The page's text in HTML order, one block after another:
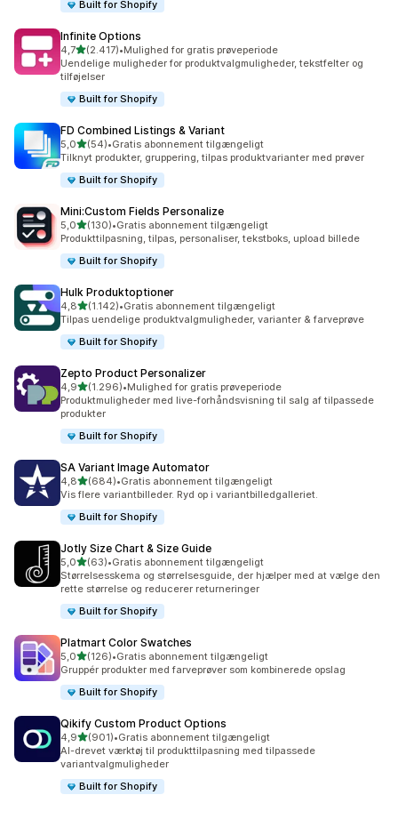
Built for Shopify
Infinite Options
4,7ud af 5 stjerner
(2.417)
2417 anmeldelser i alt
•Mulighed for gratis prøveperiode
Uendelige muligheder for produktvalgmuligheder, tekstfelter og
tilføjelser
Built for Shopify
FD Combined Listings & Variant
5,0ud af 5 stjerner
(54)
54 anmeldelser i alt
•Gratis abonnement tilgængeligt
Tilknyt produkter, gruppering, tilpas produktvarianter med prøver
Built for Shopify
Mini:Custom Fields Personalize
5,0ud af 5 stjerner
(130)
130 anmeldelser i alt
•Gratis abonnement tilgængeligt
Produkttilpasning, tilpas, personaliser, tekstboks, upload billede
Built for Shopify
Hulk Produktoptioner
4,8ud af 5 stjerner
(1.142)
1142 anmeldelser i alt
•Gratis abonnement tilgængeligt
Tilpas uendelige produktvalgmuligheder, varianter & farveprøve
Built for Shopify
Zepto Product Personalizer
4,9ud af 5 stjerner
(1.296)
1296 anmeldelser i alt
•Mulighed for gratis prøveperiode
Produktmuligheder med live-forhåndsvisning til salg af tilpassede
produkter
Built for Shopify
SA Variant Image Automator
4,8ud af 5 stjerner
(684)
684 anmeldelser i alt
•Gratis abonnement tilgængeligt
Vis flere variantbilleder. Ryd op i variantbilledgalleriet.
Built for Shopify
Jotly Size Chart & Size Guide
5,0ud af 5 stjerner
(63)
63 anmeldelser i alt
•Gratis abonnement tilgængeligt
Størrelsesskema og størrelsesguide, der hjælper med at vælge den
rette størrelse og reducerer returneringer
Built for Shopify
Platmart Color Swatches
5,0ud af 5 stjerner
(126)
126 anmeldelser i alt
•Gratis abonnement tilgængeligt
Gruppér produkter med farveprøver som kombinerede opslag
Built for Shopify
Qikify Custom Product Options
4,9ud af 5 stjerner
(901)
901 anmeldelser i alt
•Gratis abonnement tilgængeligt
AI-drevet værktøj til produkttilpasning med tilpassede
variantvalgmuligheder
Built for Shopify